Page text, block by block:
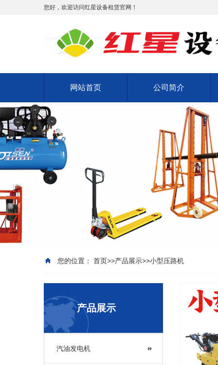
您好，欢迎访问红星设备租赁官网！
网站首页 公司简介
您的位置： 首页>>产品展示>>小型压路机
产品展示
汽油发电机